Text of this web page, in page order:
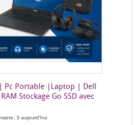
Pc Portable |Laptop | Dell
Stockage Go SSD avec
3 aujourd'hui